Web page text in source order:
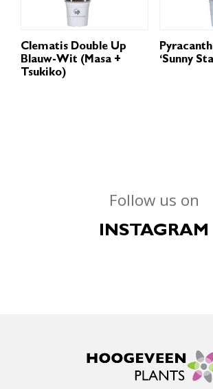
Clematis Double Up
Blauw-Wit (Masa +
Tsukiko)
‘Sunny
Follow us on
INSTAGRAM